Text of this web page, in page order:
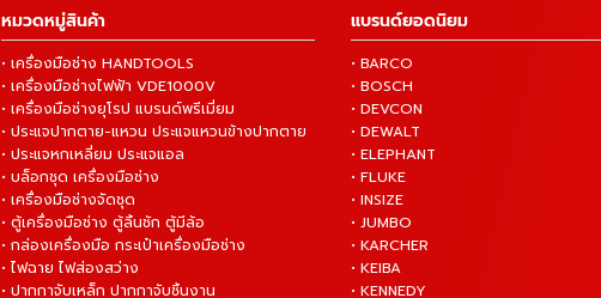
หมวดหมู่สินค้า
• เครื่องมือช่าง HANDTOOLS
• เครื่องมือช่างไฟฟ้า VDE1000V
• เครื่องมือช่างยุโรป แบรนด์พรีเมี่ยม
• ประแจปากตาย-แหวน ประแจแหวนข้างปากตาย
• ประแจหกเหลี่ยม ประแจแอล
• บล็อกชุด เครื่องมือช่าง
• เครื่องมือช่างจัดชุด
• ตู้เครื่องมือช่าง ตู้ลิ้นชัก ตู้มีล้อ
• กล่องเครื่องมือ กระเป๋าเครื่องมือช่าง
• ไฟฉาย ไฟส่องสว่าง
• ปากกาจับเหล็ก ปากกาจับชิ้นงาน
แบรนด์ยอดนิยม
• BARCO
• BOSCH
• DEVCON
• DEWALT
• ELEPHANT
• FLUKE
• INSIZE
• JUMBO
• KARCHER
• KEIBA
• KENNEDY